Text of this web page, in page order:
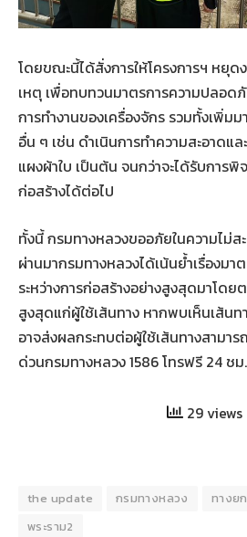
โดยขณะนี้ได้สั่งการให้โครงการฯ หยุด
เหตุ เพื่อทบทวนมาตรการความปลอด
การทำงานของเครื่องจักร รวมทั้งเพิ่ม
อื่น ๆ เช่น ดำเนินการทำความสะอาดแ
แผงผ้าใบ เป็นต้น จนกว่าจะได้รับการพิ
ก่อสร้างได้ต่อไป
ทั้งนี้ กรมทางหลวงขออภัยในความไม่ส
ผ่านมากรมทางหลวงได้เน้นย้ำเรื่องม
ระหว่างการก่อสร้างอย่างสูงสุดมาโด
สูงสุดแก่ผู้ใช้เส้นทาง หากพบเห็นเส้นท
อาจส่งผลกระทบต่อผู้ใช้เส้นทางสามาร
ด่วนกรมทางหลวง 1586 โทรฟรี 24 ชม.
29 views
the update กรมทางหลวง
ทางย
พระราม2